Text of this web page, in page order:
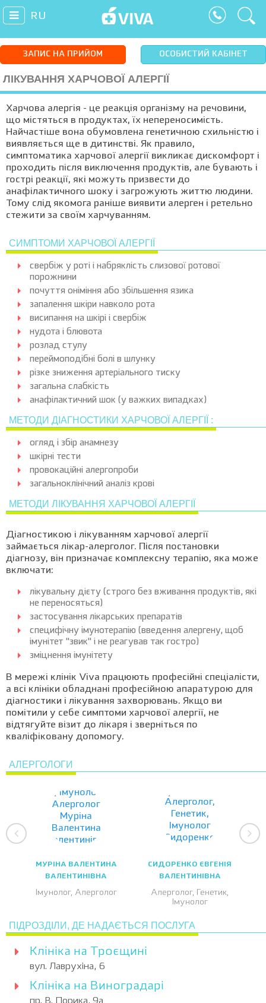
RU
ЗАПИС НА ПРИЙОМ ОСОБИСТИЙ КАБІНЕТ
ЛІКУВАННЯ ХАРЧОВОЇ АЛЕРГІЇ
Харчова алергія - це реакція організму на речовини,
що містяться в продуктах, їх непереносимість.
Найчастіше вона обумовлена генетичною схильністю і
виявляється ще в дитинстві. Як правило,
симптоматика харчової алергії викликає дискомфорт і
проходить після виключення продуктів, але бувають і
гострі реакції, які можуть призвести до
анафілактичного шоку і загрожують життю людини.
Тому слід якомога раніше виявити алерген і ретельно
стежити за своїм харчуванням.
СИМПТОМИ ХАРЧОВОЇ АЛЕРГІЇ
свербіж у роті і набряклість слизової ротової
порожнини
почуття оніміння або збільшення язика
запалення шкіри навколо рота
висипання на шкірі і свербіж
нудота і блювота
розлад стулу
переймоподібні болі в шлунку
різке зниження артеріального тиску
загальна слабкість
анафілактичний шок (у важких випадках)
МЕТОДИ ДІАГНОСТИКИ ХАРЧОВОЇ АЛЕРГІЇ :
огляд і збір анамнезу
шкірні тести
провокаційні алергопроби
загальноклінічний аналіз крові
МЕТОДИ ЛІКУВАННЯ ХАРЧОВОЇ АЛЕРГІЇ
Діагностикою і лікуванням харчової алергії
займається лікар-алерголог. Після постановки
діагнозу, він призначає комплексну терапію, яка може
включати:
лікувальну дієту (строго без вживання продуктів, які
не переносяться)
застосування лікарських препаратів
специфічну імунотерапію (введення алергену, щоб
імунітет "звик" і не реагував так гостро)
зміцнення імунітету
В мережі клінік Viva працюють професійні спеціалісти,
а всі клініки обладнані професійною апаратурою для
діагностики і лікування захворювань. Якщо ви
помітили у себе симптоми харчової алергії, не
відтягуйте візит до лікаря і зверніться по
кваліфіковану допомогу.
АЛЕРГОЛОГИ
МУРІНА ВАЛЕНТИНА
ВАЛЕНТИНІВНА
Імунолог, Алерголог
СИДОРЕНКО ЄВГЕНІЯ
ВАЛЕНТИНІВНА
Алерголог, Генетик,
Імунолог
ПІДРОЗДІЛИ, ДЕ НАДАЄТЬСЯ ПОСЛУГА
Клініка на Троєщині
вул. Лаврухіна, 6
Клініка на Виноградарі